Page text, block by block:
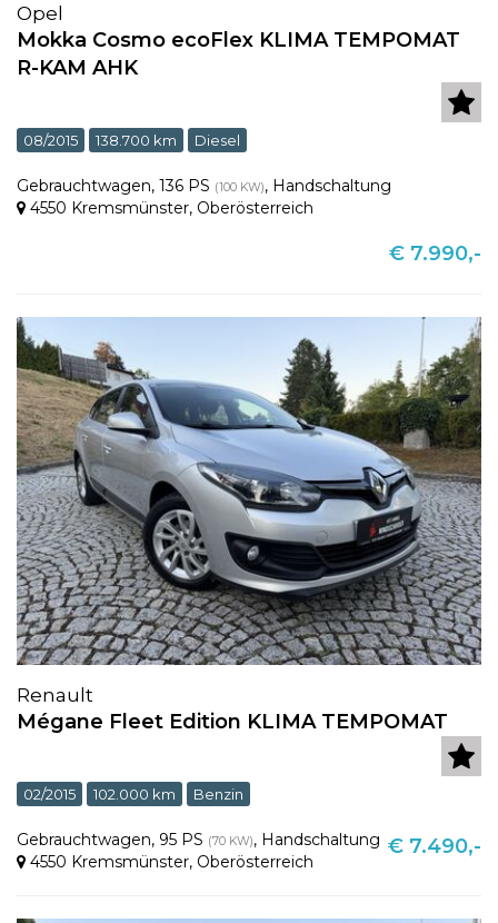
Opel
Mokka Cosmo ecoFlex KLIMA TEMPOMAT
R-KAM AHK
08/2015 138.700 km Diesel
Gebrauchtwagen, 136 PS (100 KW), Handschaltung
4550 Kremsmünster, Oberösterreich
€ 7.990,-
Renault
Mégane Fleet Edition KLIMA TEMPOMAT
02/2015 102.000 km Benzin
Gebrauchtwagen, 95 PS (70 KW), Handschaltung
4550 Kremsmünster, Oberösterreich
€ 7.490,-